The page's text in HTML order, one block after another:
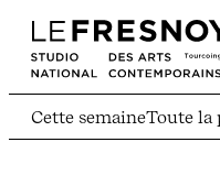
Cette semaineToute la